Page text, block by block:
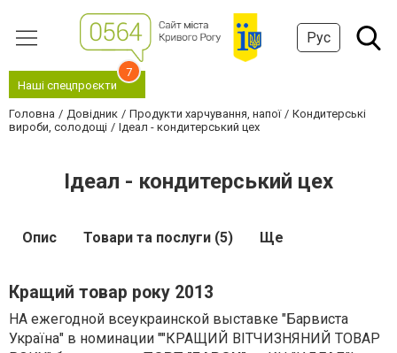
Рус
Наші спецпроєкти
7
Головна Довідник Продукти харчування, напої
Кондитерські
вироби, солодощі
Ідеал - кондитерський цех
Ідеал - кондитерський цех
Опис Товари та послуги (5) Ще
Кращий товар року 2013
НА ежегодной всеукраинской выставке "Барвиста
Україна" в номинации ""КРАЩИЙ ВІТЧИЗНЯНИЙ ТОВАР